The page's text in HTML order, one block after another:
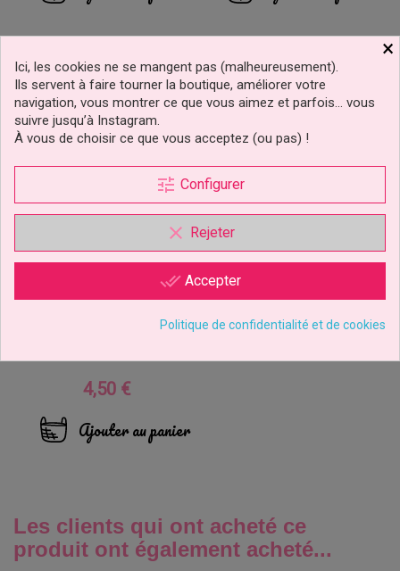
Prix
4,50 €
Ajouter au panier
Les clients qui ont acheté ce
produit ont également acheté...
×
Ici, les cookies ne se mangent pas (malheureusement).
Ils servent à faire tourner la boutique, améliorer votre
navigation, vous montrer ce que vous aimez et parfois… vous
suivre jusqu’à Instagram.
À vous de choisir ce que vous acceptez (ou pas) !
tune Configurer
clear Rejeter
done_all Accepter
Politique de confidentialité et de cookies